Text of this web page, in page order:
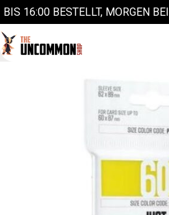
BIS 16:00 BESTELLT, MORGEN